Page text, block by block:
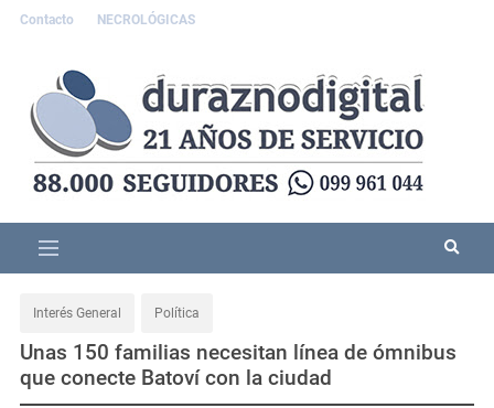
Contacto NECROLÓGICAS
Interés General Política
Unas 150 familias necesitan línea de ómnibus
que conecte Batoví con la ciudad